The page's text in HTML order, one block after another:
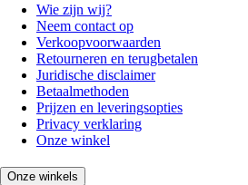
Wie zijn wij?
Neem contact op
Verkoopvoorwaarden
Retourneren en terugbetalen
Juridische disclaimer
Betaalmethoden
Prijzen en leveringsopties
Privacy verklaring
Onze winkel
Onze winkels